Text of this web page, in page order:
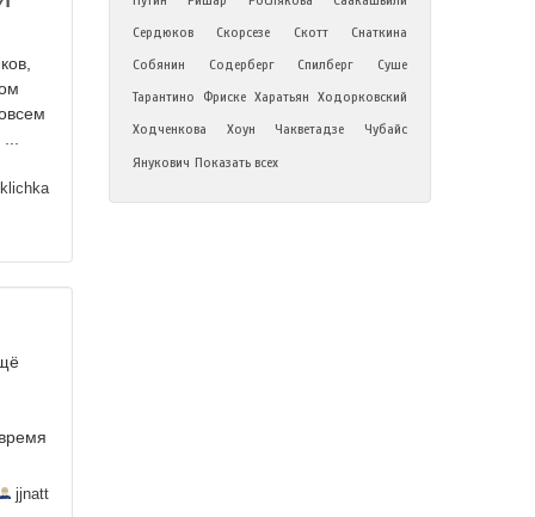
jjnatt
Сердюков
Скорсезе Скотт
Снаткина
Собянин
Содерберг Спилберг
Суше
Тарантино
Фриске Харатьян Ходорковский
Ходченкова
Хоун Чакветадзе
Чубайс
Янукович Показать всех